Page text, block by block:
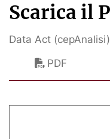
Scarica il
Data Act
PDF